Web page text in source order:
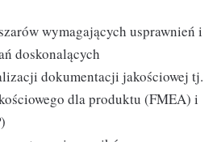
wymagających usprawnień i
doskonalących
dokumentacji jakościowej tj.
dla produktu (FMEA) i